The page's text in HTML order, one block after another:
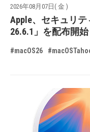
2026年08月07日( 金 )
Apple、セキュリテ
26.6.1」を配布開始
#macOS26